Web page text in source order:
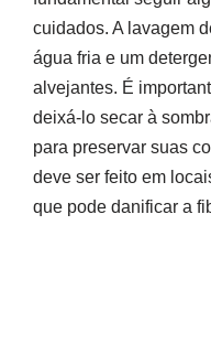
cuidados. A lavagem
água fria e um
alvejantes. É
deixá-lo secar à
para preservar suas
deve ser feito em
que pode danificar a